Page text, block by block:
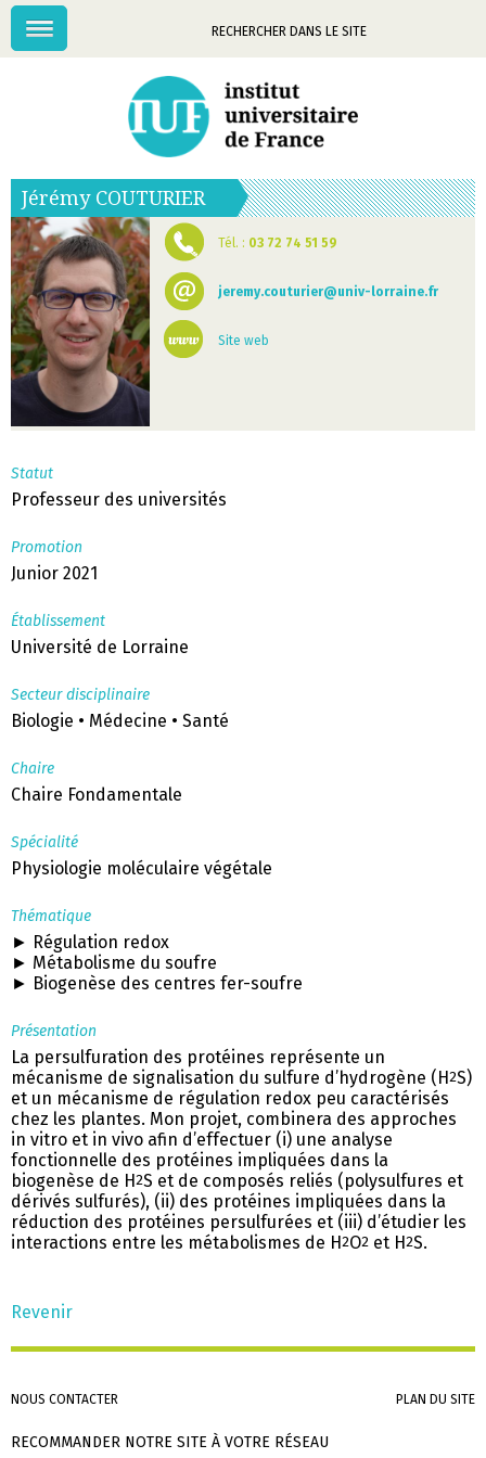
Mots-
Menu
Jérémy COUTURIER
Tél. : 03 72 74 51 59
jeremy.couturier@univ-lorraine.fr
Site web
Statut
Professeur des universités
Promotion
Junior 2021
Établissement
Université de Lorraine
Secteur disciplinaire
Biologie • Médecine • Santé
Chaire
Chaire Fondamentale
Spécialité
Physiologie moléculaire végétale
Thématique
► Régulation redox
► Métabolisme du soufre
► Biogenèse des centres fer-soufre
Présentation
La persulfuration des protéines représente un
mécanisme de signalisation du sulfure d’hydrogène (H2S)
et un mécanisme de régulation redox peu caractérisés
chez les plantes. Mon projet, combinera des approches
in vitro et in vivo afin d’effectuer (i) une analyse
fonctionnelle des protéines impliquées dans la
biogenèse de H2S et de composés reliés (polysulfures et
dérivés sulfurés), (ii) des protéines impliquées dans la
réduction des protéines persulfurées et (iii) d’étudier les
interactions entre les métabolismes de H2O2 et H2S.
Revenir
au
NOUS CONTACTER PLAN DU SITE
RECOMMANDER NOTRE SITE À VOTRE RÉSEAU